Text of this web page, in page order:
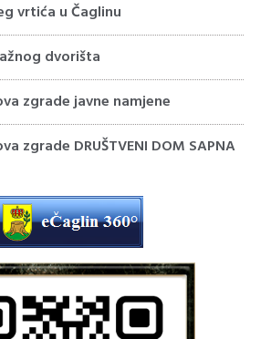
vrtića u Čaglinu
dvorišta
zgrade javne namjene
zgrade DRUŠTVENI DOM SAPNA